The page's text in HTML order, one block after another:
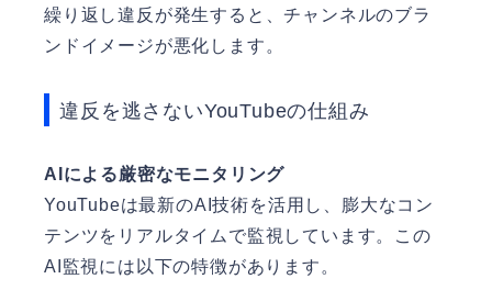
繰り返し違反が発生すると、チャンネルのブラ
ンドイメージが悪化します。
違反を逃さないYouTubeの仕組み
AIによる厳密なモニタリング
YouTubeは最新のAI技術を活用し、膨大なコン
テンツをリアルタイムで監視しています。この
AI監視には以下の特徴があります。